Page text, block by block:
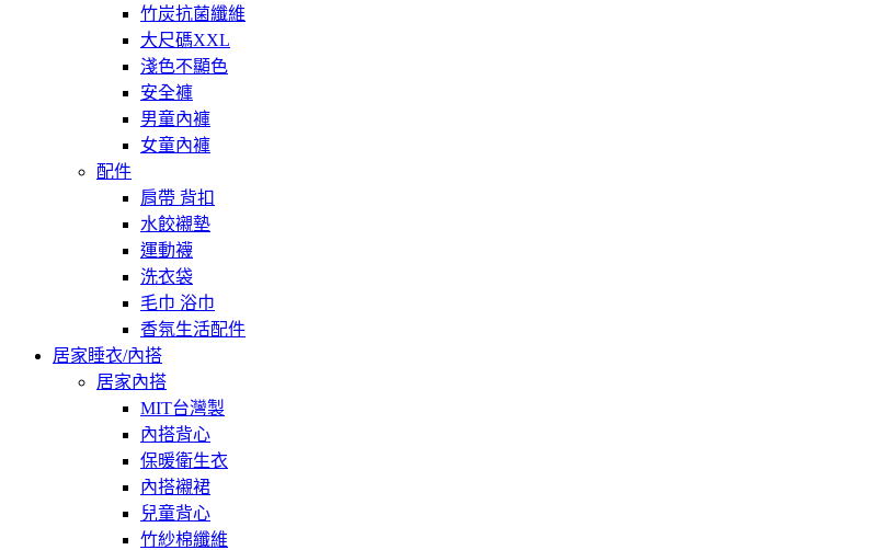
竹炭抗菌纖維
大尺碼XXL
淺色不顯色
安全褲
男童內褲
女童內褲
配件
肩帶 背扣
水餃襯墊
運動襪
洗衣袋
毛巾 浴巾
香氛生活配件
居家睡衣/內搭
居家內搭
MIT台灣製
內搭背心
保暖衛生衣
內搭襯裙
兒童背心
竹紗棉纖維